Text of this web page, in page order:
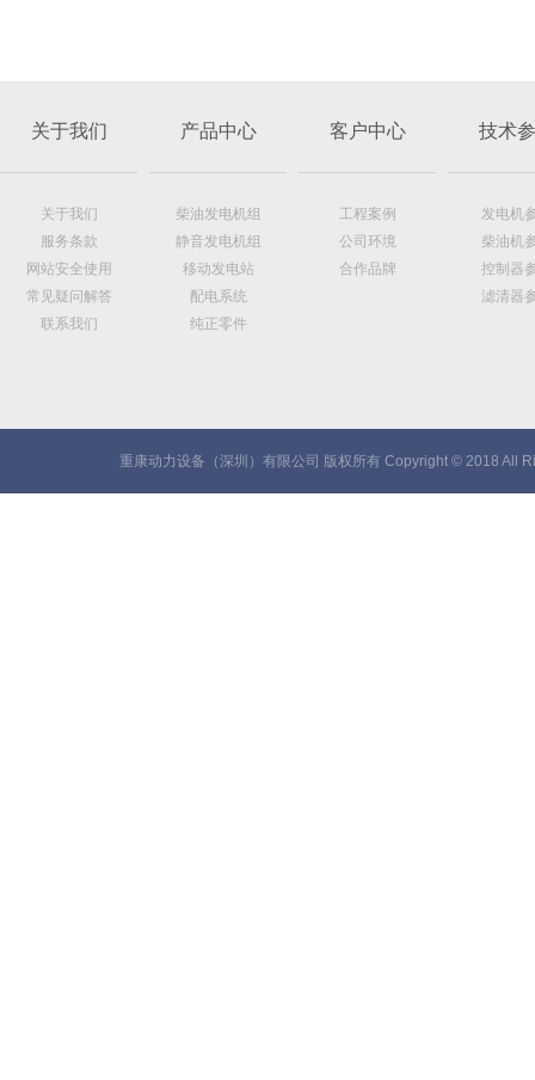
关于我们
关于我们
服务条款
网站安全使用
常见疑问解答
联系我们
产品中心
柴油发电机组
静音发电机组
移动发电站
配电系统
纯正零件
客户中心
工程案例
公司环境
合作品牌
技术
发电机
柴油机
控制器
滤清器
重康动力设备（深圳）有限公司 版权所有 Copyright © 2018 All